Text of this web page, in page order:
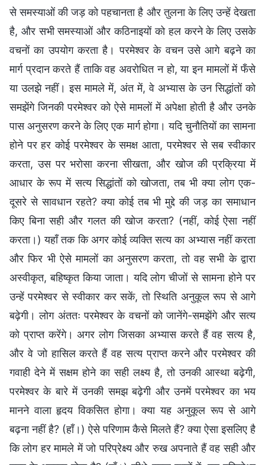
से समस्याओं की जड़ को पहचानता है और तुलना के लिए उन्‍हें देखता
है, और सभी समस्याओं और कठिनाइयों को हल करने के लिए उसके
वचनों का उपयोग करता है। परमेश्वर के वचन उसे आगे बढ़ने का
मार्ग प्रदान करते हैं ताकि वह अवरोधि‍त न हो, या इन मामलों में फँसे
या उलझे नहीं। इस मामले में, अंत में, वे अभ्यास के उन सिद्धांतों को
समझेंगे जिनकी परमेश्वर को ऐसे मामलों में अपेक्षा होती है और उनके
पास अनुसरण करने के लिए एक मार्ग होगा। यदि चुनौतियों का सामना
होने पर हर कोई परमेश्वर के समक्ष आता, परमेश्वर से सब स्वीकार
करता, उस पर भरोसा करना सीखता, और खोज की प्रक्रिया में
आधार के रूप में सत्य सिद्धांतों को खोजता, तब भी क्या लोग एक-
दूसरे से सावधान रहते? क्या कोई तब भी मुद्दे की जड़ का समाधान
किए बिना सही और गलत की खोज करता? (नहीं, कोई ऐसा नहीं
करता।) यहाँ तक कि अगर कोई व्यक्ति सत्य का अभ्यास नहीं करता
और फिर भी ऐसे मामलों का अनुसरण करता, तो वह सभी के द्वारा
अस्वीकृत, बहिष्कृत किया जाता। यदि लोग चीजों से सामना होने पर
उन्हें परमेश्वर से स्वीकार कर सकें, तो स्थिति अनुकूल रूप से आगे
बढ़ेगी। लोग अंततः परमेश्वर के वचनों को जानेंगे-समझेंगे और सत्य
को प्राप्त करेंगे। अगर लोग जिसका अभ्यास करते हैं वह सत्य है,
और वे जो हासिल करते हैं वह सत्य प्राप्त करने और परमेश्वर की
गवाही देने में सक्षम होने का सही लक्ष्य है, तो उनकी आस्था बढ़ेगी,
परमेश्वर के बारे में उनकी समझ बढ़ेगी और उनमें परमेश्वर का भय
मानने वाला हृदय विकसित होगा। क्या यह अनुकूल रूप से आगे
बढ़ना नहीं है? (हाँ।) ऐसे परिणाम कैसे मिलते हैं? क्या ऐसा इसलिए है
कि लोग हर मामले में जो परिप्रेक्ष्य और रुख अपनाते हैं वह सही और